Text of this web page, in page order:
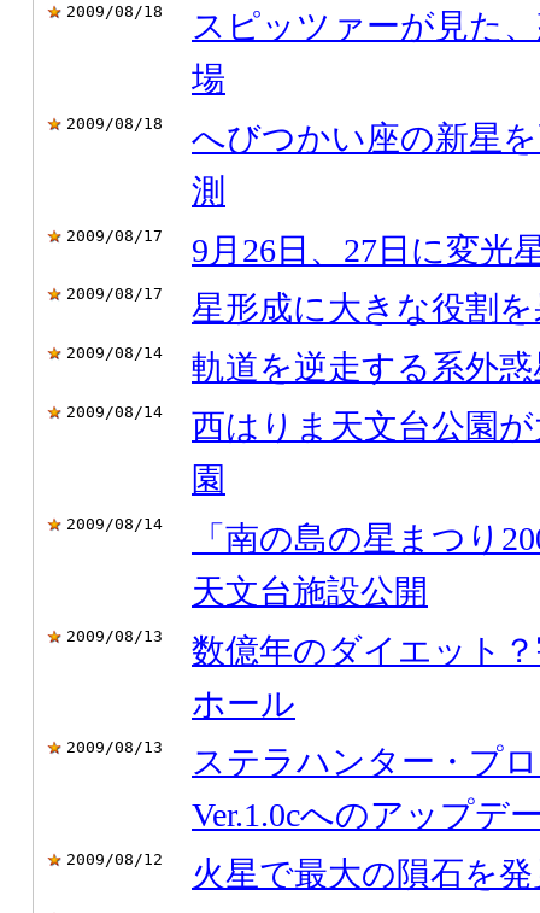
2009/08/18
スピッツァーが見た
場
2009/08/18
へびつかい座の新星
測
2009/08/17 9月26日、27日に変光
2009/08/17 星形成に大きな役割
2009/08/14 軌道を逆走する系外惑
2009/08/14
西はりま天文台公園
園
2009/08/14
「南の島の星まつり
天文台施設公開
2009/08/13
数億年のダイエット
ホール
2009/08/13
ステラハンター・プ
Ver.1.0cへのアップデ
2009/08/12 火星で最大の隕石を発